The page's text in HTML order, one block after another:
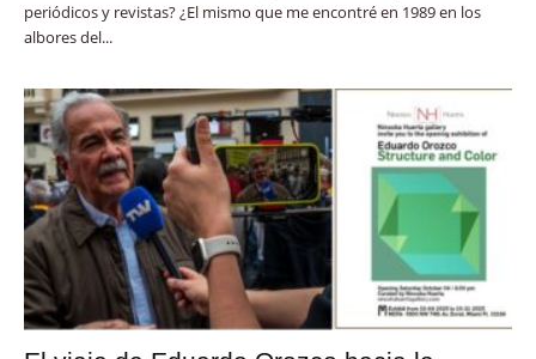
periódicos y revistas? ¿El mismo que me encontré en 1989 en los
albores del...